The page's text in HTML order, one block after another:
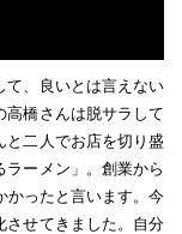
て、良いとは言えない
高橋さんは脱サラして
と二人でお店を切り盛
ラーメン」。創業から
かったと言います。今
させてきました。自分